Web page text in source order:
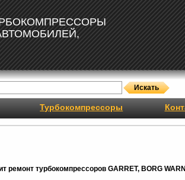
Турбокомпрессоры
ремонт турбокомпрессоров GARRET, BORG